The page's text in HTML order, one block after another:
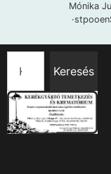
Keresés